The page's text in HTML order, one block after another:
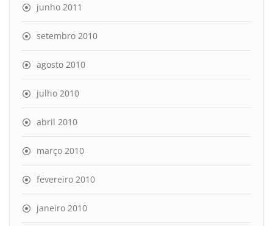
junho 2011
setembro 2010
agosto 2010
julho 2010
abril 2010
março 2010
fevereiro 2010
janeiro 2010